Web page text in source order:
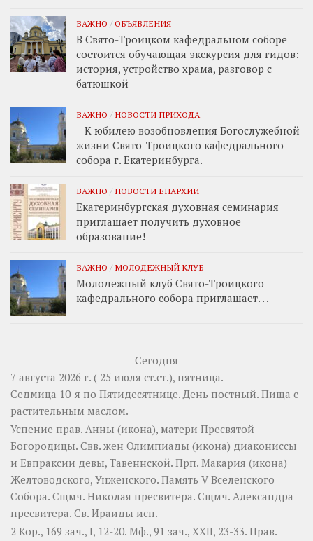
ВАЖНО / ОБЪЯВЛЕНИЯ
В Свято-Троицком кафедральном соборе
состоится обучающая экскурсия для гидов:
история, устройство храма, разговор с
батюшкой
ВАЖНО / НОВОСТИ ПРИХОДА
К юбилею возобновления Богослужебной
жизни Свято-Троицкого кафедрального
собора г. Екатеринбурга.
ВАЖНО / НОВОСТИ ЕПАРХИИ
Екатеринбургская духовная семинария
приглашает получить духовное
образование!
ВАЖНО / МОЛОДЕЖНЫЙ КЛУБ
Молодежный клуб Свято-Троицкого
кафедрального собора приглашает. . .
Сегодня
7 августа 2026 г. ( 25 июля ст.ст.), пятница.
Седмица 10-я по Пятидесятнице. День постный. Пища с
растительным маслом.
Успение прав. Анны (икона), матери Пресвятой
Богородицы. Свв. жен Олимпиады (икона) диакониссы
и Евпраксии девы, Тавеннской. Прп. Макария (икона)
Желтоводского, Унженского. Память V Вселенского
Собора. Сщмч. Николая пресвитера. Сщмч. Александра
пресвитера. Св. Ираиды исп.
2 Кор., 169 зач., I, 12-20. Мф., 91 зач., XXII, 23-33. Прав.